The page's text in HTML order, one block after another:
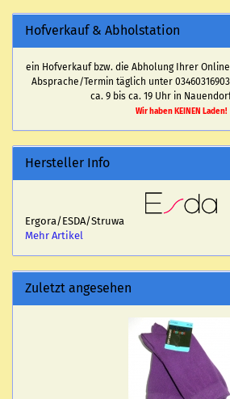
Hofverkauf & Abholstation
ein Hofverkauf bzw. die Abholung Ihrer
Absprache/Termin täglich unter
ca. 9 bis ca. 19 Uhr in
Wir haben KEINEN Laden!
Hersteller Info
Ergora/ESDA/Struwa
Mehr Artikel
Zuletzt angesehen